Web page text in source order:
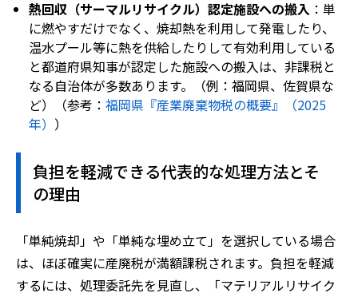
熱回収（サーマルリサイクル）認定施設への搬入 ：単
に燃やすだけでなく、焼却熱を利用して発電したり、
温水プール等に熱を供給したりして有効利用している
と都道府県知事が認定した施設への搬入は、非課税と
なる自治体が多数あります。（例：福岡県、佐賀県な
ど）（参考： 福岡県『産業廃棄物税の概要』（2025
年） ）
負担を軽減できる代表的な処理方法とそ
の理由
「単純焼却」や「単純な埋め立て」を選択している場合
は、ほぼ確実に産廃税が満額課税されます。負担を軽減
するには、処理委託先を見直し、「マテリアルリサイク